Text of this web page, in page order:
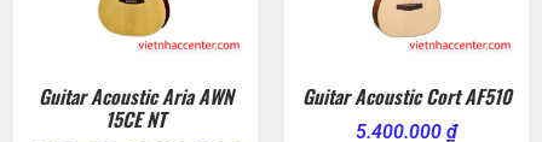
Guitar Acoustic Aria AWN
15CE NT
Guitar Acoustic Cort AF510
5.400.000 ₫